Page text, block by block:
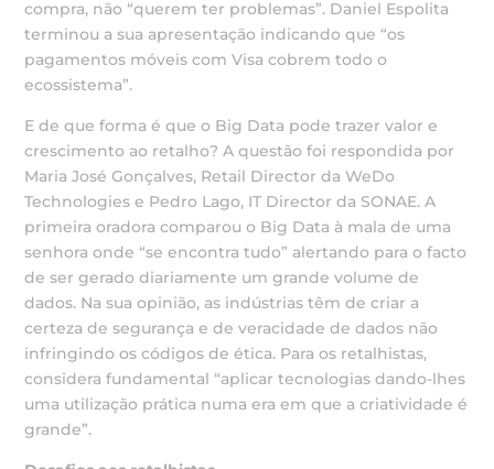
compra, não “querem ter problemas”. Daniel Espolita
terminou a sua apresentação indicando que “os
pagamentos móveis com Visa cobrem todo o
ecossistema”.
E de que forma é que o Big Data pode trazer valor e
crescimento ao retalho? A questão foi respondida por
Maria José Gonçalves, Retail Director da WeDo
Technologies e Pedro Lago, IT Director da SONAE. A
primeira oradora comparou o Big Data à mala de uma
senhora onde “se encontra tudo” alertando para o facto
de ser gerado diariamente um grande volume de
dados. Na sua opinião, as indústrias têm de criar a
certeza de segurança e de veracidade de dados não
infringindo os códigos de ética. Para os retalhistas,
considera fundamental “aplicar tecnologias dando-lhes
uma utilização prática numa era em que a criatividade é
grande”.